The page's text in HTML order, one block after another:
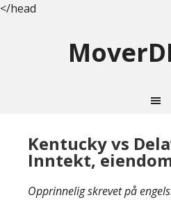
</head
Kentucky vs
Inntekt,
Opprinnelig skrevet på